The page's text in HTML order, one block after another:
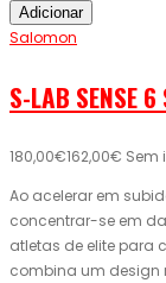
Adicionar
Salomon
S-LAB SENSE
180,00€162,00€ Sem
Ao acelerar em
concentrar-se em
atletas de elite para
combina um design